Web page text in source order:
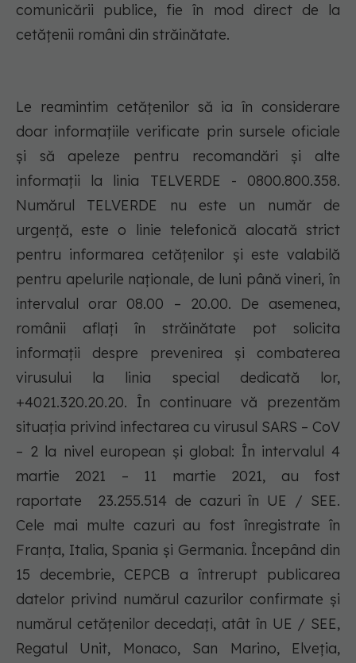
comunicării publice, fie în mod direct de la
cetățenii români din străinătate.
Le reamintim cetățenilor să ia în considerare
doar informațiile verificate prin sursele oficiale
și să apeleze pentru recomandări și alte
informații la linia TELVERDE - 0800.800.358.
Numărul TELVERDE nu este un număr de
urgență, este o linie telefonică alocată strict
pentru informarea cetățenilor și este valabilă
pentru apelurile naționale, de luni până vineri, în
intervalul orar 08.00 – 20.00. De asemenea,
românii aflați în străinătate pot solicita
informații despre prevenirea și combaterea
virusului la linia special dedicată lor,
+4021.320.20.20. În continuare vă prezentăm
situația privind infectarea cu virusul SARS – CoV
– 2 la nivel european și global: În intervalul 4
martie 2021 – 11 martie 2021, au fost
raportate 23.255.514 de cazuri în UE / SEE.
Cele mai multe cazuri au fost înregistrate în
Franţa, Italia, Spania și Germania. Începând din
15 decembrie, CEPCB a întrerupt publicarea
datelor privind numărul cazurilor confirmate și
numărul cetățenilor decedați, atât în UE / SEE,
Regatul Unit, Monaco, San Marino, Elveția,